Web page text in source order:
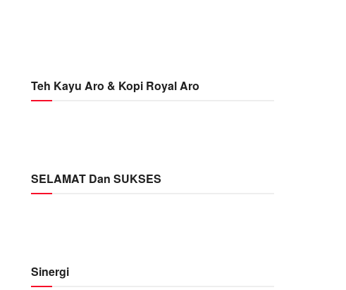
Teh Kayu Aro & Kopi Royal Aro
SELAMAT Dan SUKSES
Sinergi